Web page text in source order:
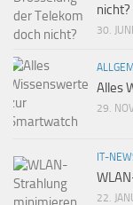
nicht?
30.
Alles
29.
IT-
22.